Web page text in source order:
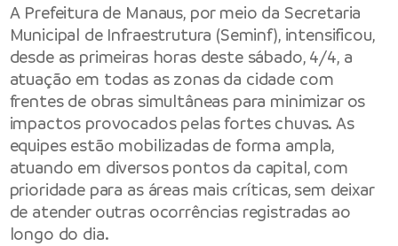
A Prefeitura de Manaus, por meio da Secretaria
Municipal de Infraestrutura (Seminf), intensificou,
desde as primeiras horas deste sábado, 4/4, a
atuação em todas as zonas da cidade com
frentes de obras simultâneas para minimizar os
impactos provocados pelas fortes chuvas. As
equipes estão mobilizadas de forma ampla,
atuando em diversos pontos da capital, com
prioridade para as áreas mais críticas, sem deixar
de atender outras ocorrências registradas ao
longo do dia.